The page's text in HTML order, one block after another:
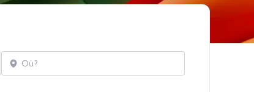
Localisation